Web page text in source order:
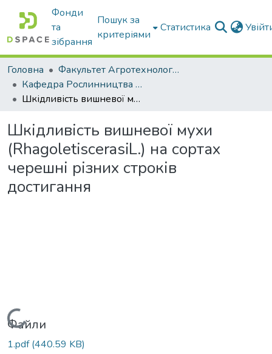
Фонди
та
зібрання
Пошук за
критеріями
Статистика
Головна
Факультет Агротехнологій та екології
Кафедра Рослинництва та садівництва ім. професора В.В. Калитки
Шкідливість вишневої мухи (RhagoletiscerasiL.) на сортах черешні різних строків достигання
Шкідливість вишневої мухи
(RhagoletiscerasiL.) на сортах
черешні різних строків
достигання
Вантажиться...
Файли
1.pdf(440.59 KB)